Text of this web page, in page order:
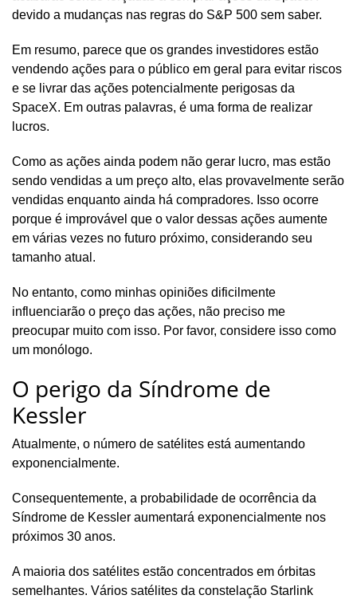
devido a mudanças nas regras do S&P 500 sem saber.
Em resumo, parece que os grandes investidores estão
vendendo ações para o público em geral para evitar riscos
e se livrar das ações potencialmente perigosas da
SpaceX. Em outras palavras, é uma forma de realizar
lucros.
Como as ações ainda podem não gerar lucro, mas estão
sendo vendidas a um preço alto, elas provavelmente serão
vendidas enquanto ainda há compradores. Isso ocorre
porque é improvável que o valor dessas ações aumente
em várias vezes no futuro próximo, considerando seu
tamanho atual.
No entanto, como minhas opiniões dificilmente
influenciarão o preço das ações, não preciso me
preocupar muito com isso. Por favor, considere isso como
um monólogo.
O perigo da Síndrome de
Kessler
Atualmente, o número de satélites está aumentando
exponencialmente.
Consequentemente, a probabilidade de ocorrência da
Síndrome de Kessler aumentará exponencialmente nos
próximos 30 anos.
A maioria dos satélites estão concentrados em órbitas
semelhantes. Vários satélites da constelação Starlink